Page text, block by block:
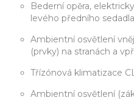
Bederní opěra,
levého předního sedadla
Ambientní osvětlení
(prvky) na stranách a
Třízónová klimatizace
Ambientní osvětlení